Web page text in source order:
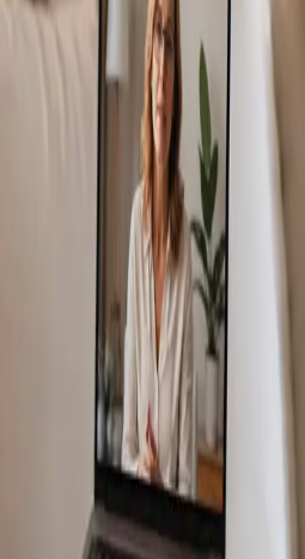
Diagnostico vascular
Reservar
y Linfologia
Online Flebologia y Linfologia